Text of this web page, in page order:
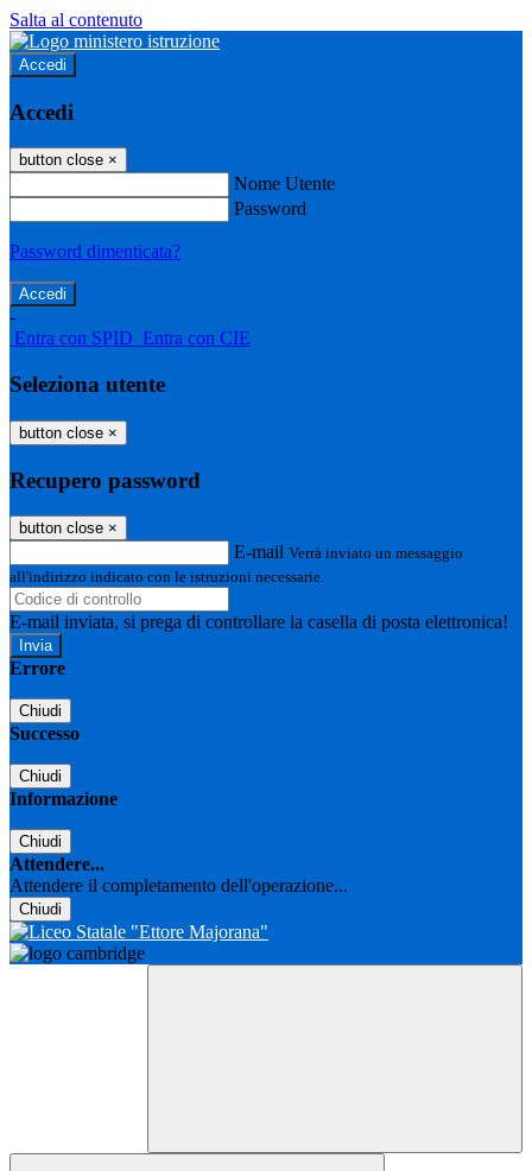
Salta al contenuto
Accedi
Accedi
button close ×
Nome Utente
Password
Password dimenticata?
-
Entra con SPID Entra con CIE
Seleziona utente
button close ×
Recupero password
button close ×
E-mail Verrà inviato un messaggio
all'indirizzo indicato con le istruzioni necessarie.
E-mail inviata, si prega di controllare la casella di posta elettronica!
Errore
Chiudi
Successo
Chiudi
Informazione
Chiudi
Attendere...
Attendere il completamento dell'operazione...
Chiudi